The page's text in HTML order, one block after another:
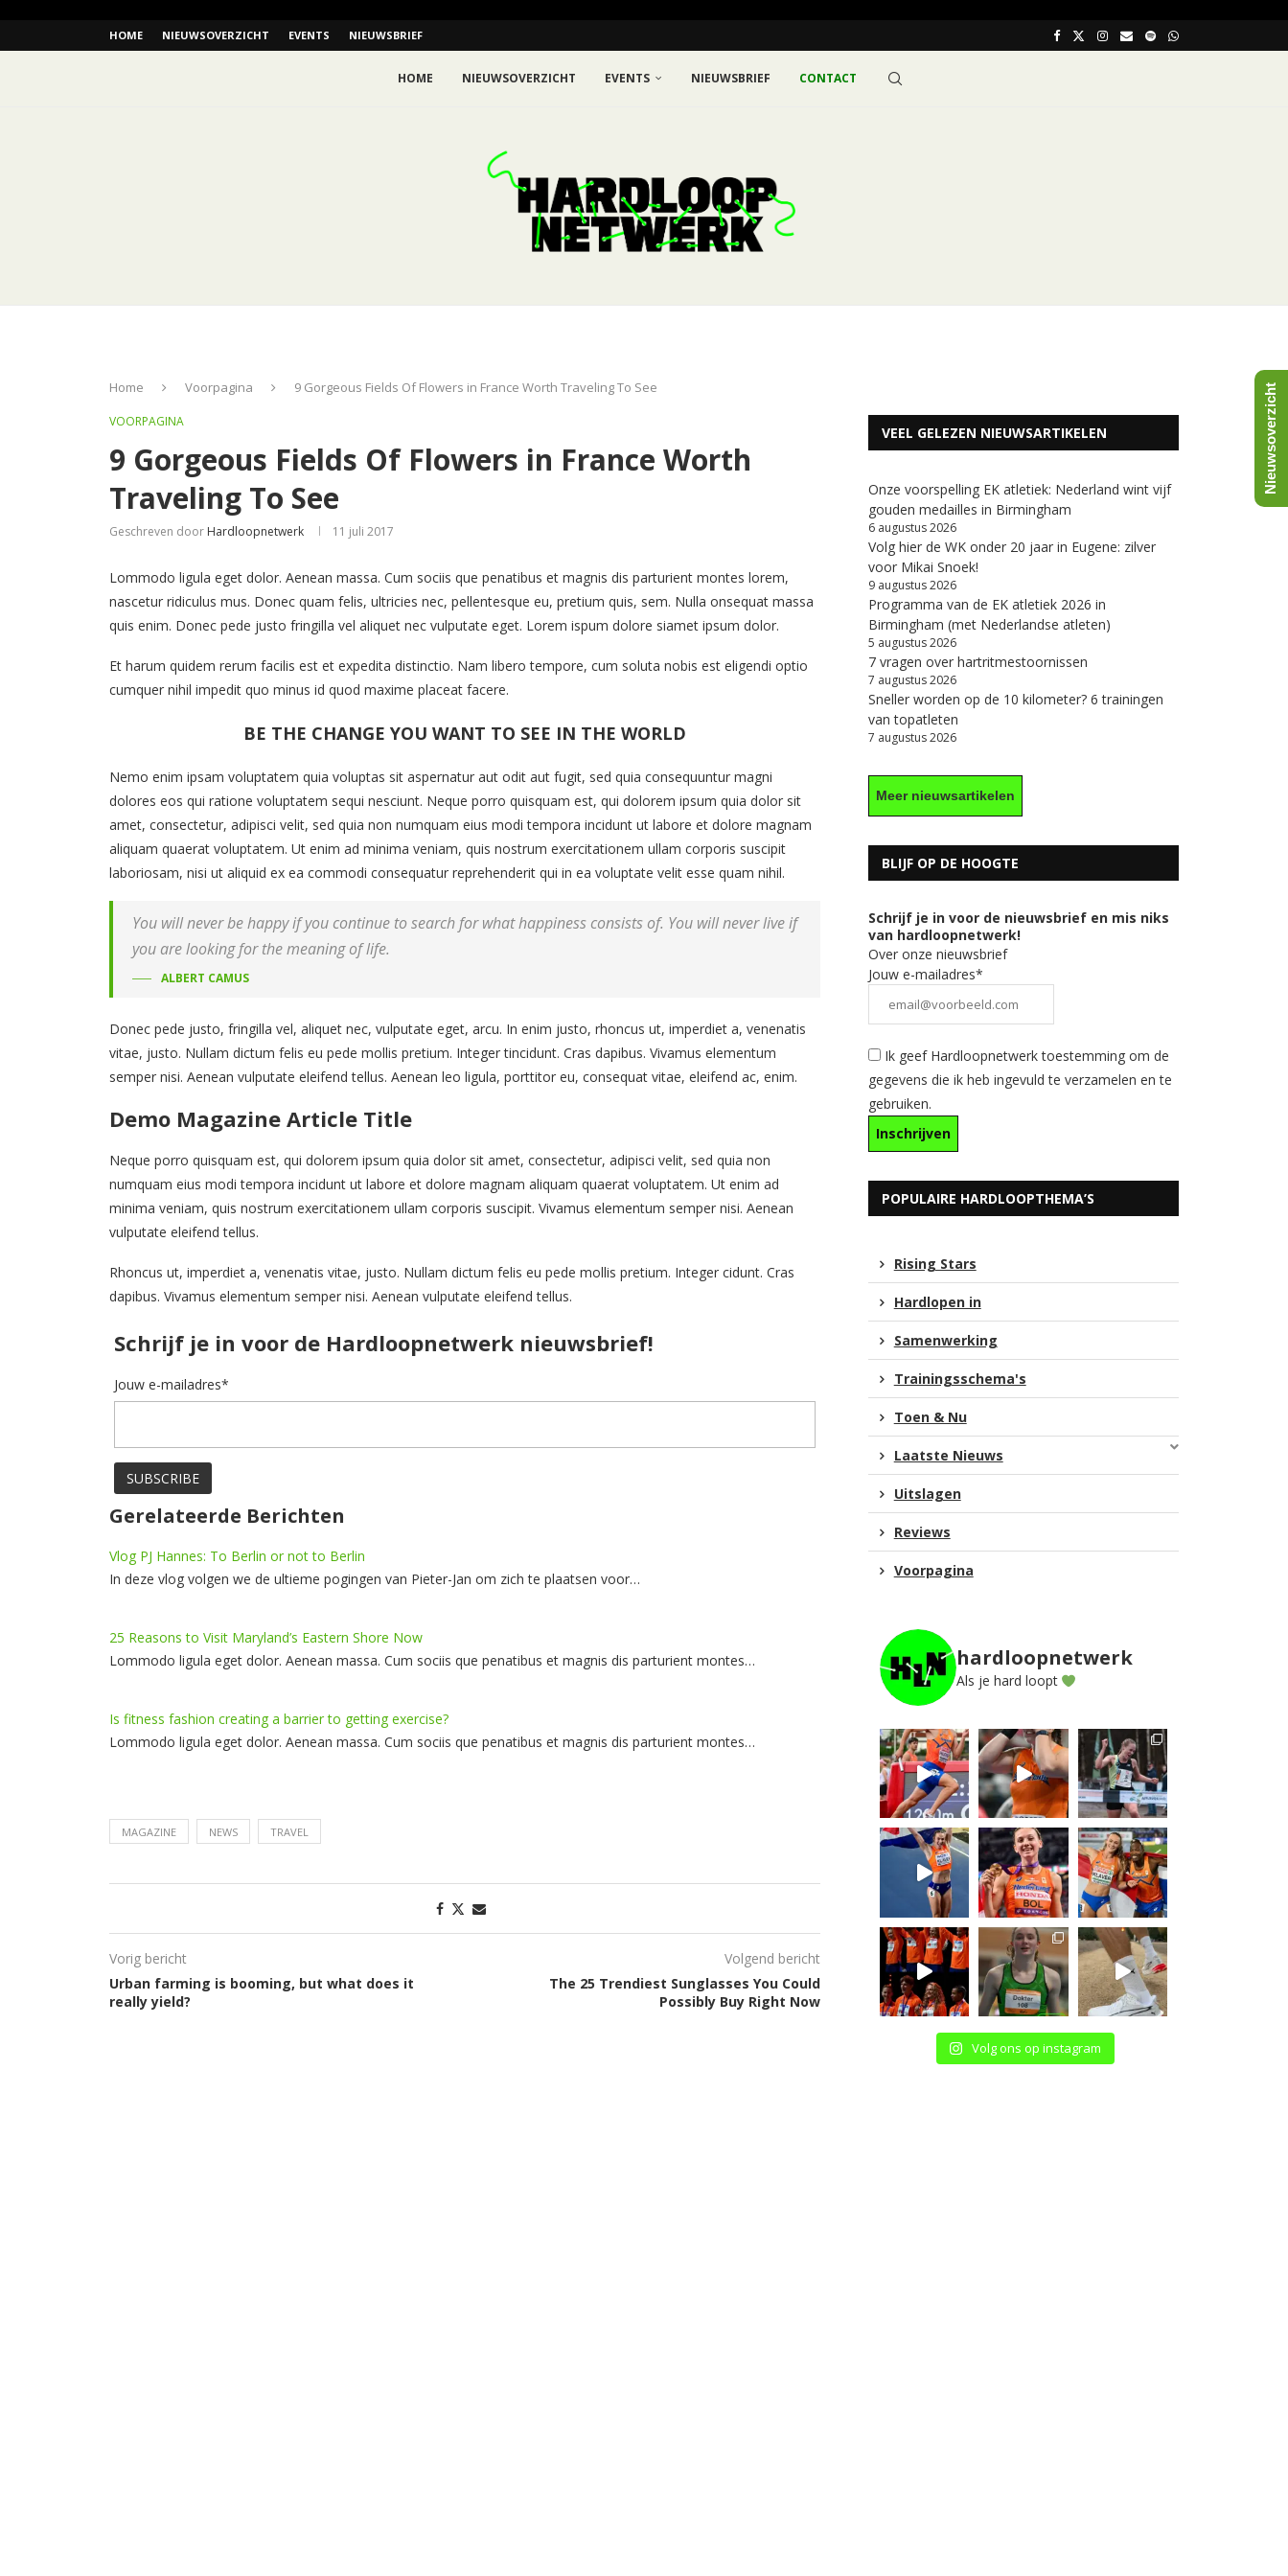
HOME NIEUWSOVERZICHT EVENTS NIEUWSBRIEF
HOME NIEUWSOVERZICHT EVENTS NIEUWSBRIEF CONTACT
Home Voorpagina 9 Gorgeous Fields Of Flowers in France Worth Traveling To See
VOORPAGINA
9 Gorgeous Fields Of Flowers in France Worth
Traveling To See
Geschreven door Hardloopnetwerk 11 juli 2017
Lommodo ligula eget dolor. Aenean massa. Cum sociis que penatibus et magnis dis parturient montes lorem,
nascetur ridiculus mus. Donec quam felis, ultricies nec, pellentesque eu, pretium quis, sem. Nulla onsequat massa
quis enim. Donec pede justo fringilla vel aliquet nec vulputate eget. Lorem ispum dolore siamet ipsum dolor.
Et harum quidem rerum facilis est et expedita distinctio. Nam libero tempore, cum soluta nobis est eligendi optio
cumquer nihil impedit quo minus id quod maxime placeat facere.
BE THE CHANGE YOU WANT TO SEE IN THE WORLD
Nemo enim ipsam voluptatem quia voluptas sit aspernatur aut odit aut fugit, sed quia consequuntur magni
dolores eos qui ratione voluptatem sequi nesciunt. Neque porro quisquam est, qui dolorem ipsum quia dolor sit
amet, consectetur, adipisci velit, sed quia non numquam eius modi tempora incidunt ut labore et dolore magnam
aliquam quaerat voluptatem. Ut enim ad minima veniam, quis nostrum exercitationem ullam corporis suscipit
laboriosam, nisi ut aliquid ex ea commodi consequatur reprehenderit qui in ea voluptate velit esse quam nihil.
You will never be happy if you continue to search for what happiness consists of. You will never live if
you are looking for the meaning of life.
ALBERT CAMUS
Donec pede justo, fringilla vel, aliquet nec, vulputate eget, arcu. In enim justo, rhoncus ut, imperdiet a, venenatis
vitae, justo. Nullam dictum felis eu pede mollis pretium. Integer tincidunt. Cras dapibus. Vivamus elementum
semper nisi. Aenean vulputate eleifend tellus. Aenean leo ligula, porttitor eu, consequat vitae, eleifend ac, enim.
Demo Magazine Article Title
Neque porro quisquam est, qui dolorem ipsum quia dolor sit amet, consectetur, adipisci velit, sed quia non
numquam eius modi tempora incidunt ut labore et dolore magnam aliquam quaerat voluptatem. Ut enim ad
minima veniam, quis nostrum exercitationem ullam corporis suscipit. Vivamus elementum semper nisi. Aenean
vulputate eleifend tellus.
Rhoncus ut, imperdiet a, venenatis vitae, justo. Nullam dictum felis eu pede mollis pretium. Integer cidunt. Cras
dapibus. Vivamus elementum semper nisi. Aenean vulputate eleifend tellus.
Schrijf je in voor de Hardloopnetwerk nieuwsbrief!
Jouw e-mailadres*
Gerelateerde Berichten
Vlog PJ Hannes: To Berlin or not to Berlin
In deze vlog volgen we de ultieme pogingen van Pieter-Jan om zich te plaatsen voor…
25 Reasons to Visit Maryland’s Eastern Shore Now
Lommodo ligula eget dolor. Aenean massa. Cum sociis que penatibus et magnis dis parturient montes…
Is fitness fashion creating a barrier to getting exercise?
Lommodo ligula eget dolor. Aenean massa. Cum sociis que penatibus et magnis dis parturient montes…
MAGAZINE NEWS TRAVEL
Vorig bericht
Urban farming is booming, but what does it
really yield?
Volgend bericht
The 25 Trendiest Sunglasses You Could
Possibly Buy Right Now
VEEL GELEZEN NIEUWSARTIKELEN
Onze voorspelling EK atletiek: Nederland wint vijf
gouden medailles in Birmingham
6 augustus 2026
Volg hier de WK onder 20 jaar in Eugene: zilver
voor Mikai Snoek!
9 augustus 2026
Programma van de EK atletiek 2026 in
Birmingham (met Nederlandse atleten)
5 augustus 2026
7 vragen over hartritmestoornissen
7 augustus 2026
Sneller worden op de 10 kilometer? 6 trainingen
van topatleten
7 augustus 2026
Meer nieuwsartikelen
BLIJF OP DE HOOGTE
Schrijf je in voor de nieuwsbrief en mis niks
van hardloopnetwerk!
Over onze nieuwsbrief
Jouw e-mailadres*
Ik geef Hardloopnetwerk toestemming om de
gegevens die ik heb ingevuld te verzamelen en te
gebruiken.
POPULAIRE HARDLOOPTHEMA’S
Rising Stars
Hardlopen in
Samenwerking
Trainingsschema's
Toen & Nu
Laatste Nieuws
Uitslagen
Reviews
Voorpagina
hardloopnetwerk
Als je hard loopt
Volg ons op instagram
Nieuwsoverzicht